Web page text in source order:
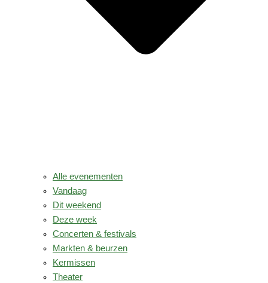
Alle evenementen
Vandaag
Dit weekend
Deze week
Concerten & festivals
Markten & beurzen
Kermissen
Theater